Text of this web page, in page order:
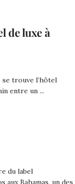
de luxe à
se trouve l’hôtel
entre un ...
du label
aux Bahamas, un des